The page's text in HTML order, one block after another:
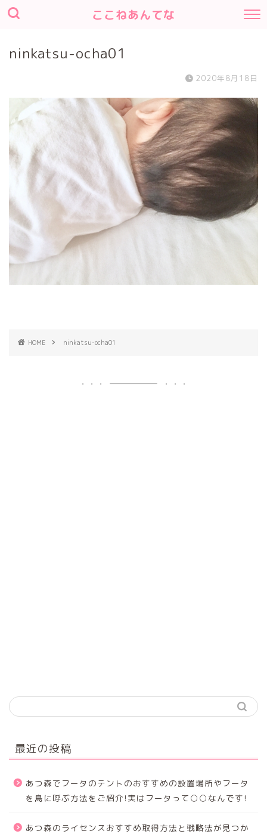
ここねあんてな
ninkatsu-ocha01
2020年8月18日
HOME ninkatsu-ocha01
最近の投稿
あつ森でフータのテントのおすすめの設置場所やフータ
を島に呼ぶ方法をご紹介!実はフータって○○なんです!
あつ森のライセンスおすすめ取得方法と戦略法が見つか